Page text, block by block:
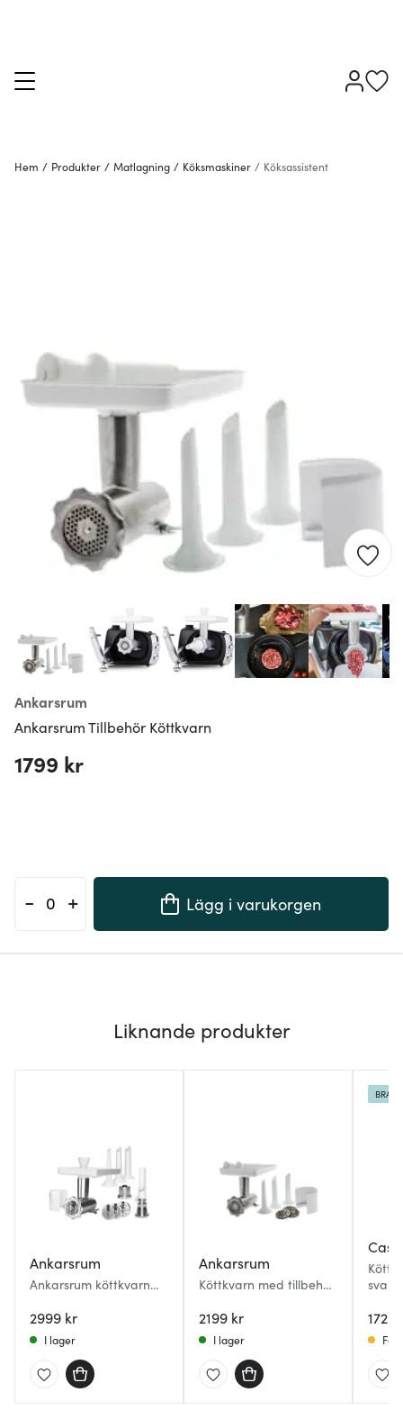
Hem / Produkter / Matlagning / Köksmaskiner / Köksassistent
Ankarsrum
Ankarsrum Tillbehör Köttkvarn
1799 kr
- + Lägg i varukorgen
Liknande produkter
Ankarsrum
Ankarsrum köttkvarn
2999 kr
I lager
Ankarsrum
Köttkvarn med tillbehör
2199 kr
I lager
Caso
svart
1729
BRA
Få